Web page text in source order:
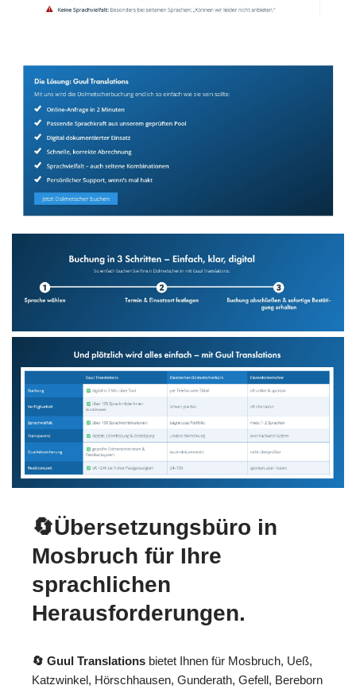
🔄Übersetzungsbüro in
Mosbruch für Ihre
sprachlichen
Herausforderungen.
🔄 Guul Translations bietet Ihnen für Mosbruch, Ueß,
Katzwinkel, Hörschhausen, Gunderath, Gefell, Bereborn